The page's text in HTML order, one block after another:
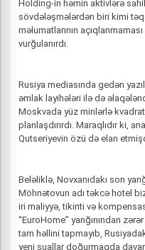
Holding-in həmin aktivlərə
sövdələşmələrdən biri kimi
məlumatlarının
vurğulanırdı.
Rusiya mediasında gedən
əmlak layihələri ilə də
Moskvada yüz minlərlə
planlaşdırırdı. Maraqlıdır ki,
Qutseriyevin özü də elan
Beləliklə, Novxanıdakı son
Möhnətovun adı təkcə hotel
iri maliyyə, tikinti və
“EuroHome” yanğınından
tam həllini tapmayıb,
yeni suallar doğurmaqda